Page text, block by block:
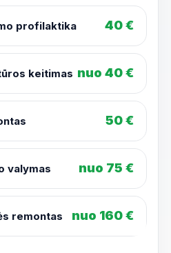
profilaktika 40 €
keitimas nuo 40 €
50 €
valymas nuo 75 €
remontas nuo 160 €